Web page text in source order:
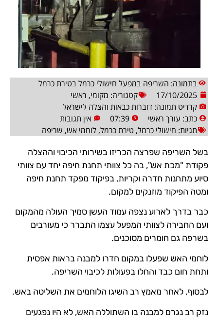
בתמונה: השריפה במפעל חישולי כרמל בטירת כרמל
17/10/2025
קטגוריה: מקומי, ראשי
קרדיט תמונה: דוברות כבאות והצלה לישראל
כתב: עורך ראשי 07:39
אין תגובות
תגיות: חישולי כרמל, טירת כרמל, לוחמי אש, שריפה
בשל השריפה שפרצה הכריזו בשירותי הכיבוי וההצלה
פקודת "מכת אש", בה כל צוותי תחנת חיפה יחד עם צוותי
סיוע מתחנות חדרה וקריות, בפיקוד מפקד תחנת חיפה
ומטה הפיקוד מוזנקים למקום.
כבר בדרך לארוע נצפה עמוד העשן סמיך העולה מהמקום
ועם החבירה לצוותי המפעל עצמו התברר כי מעורבים
בשרפה גם חומרים מסוכנים.
לוחמי האש שפעלו במקום חדרו למבנה בראות אפסית
ותחת חום כבד והחלו בפעולות לכיבוי השריפה.
לבסוף, לאחר מאמץ רב השיגו הלוחמים את השליטה באש.
נזק רב נגרם למבנה בו השתוללה האש, לא היו נפגעים